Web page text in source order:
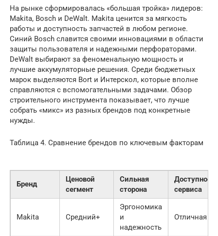
На рынке сформировалась «большая тройка» лидеров:
Makita, Bosch и DeWalt. Makita ценится за мягкость
работы и доступность запчастей в любом регионе.
Синий Bosch славится своими инновациями в области
защиты пользователя и надежными перфораторами.
DeWalt выбирают за феноменальную мощность и
лучшие аккумуляторные решения. Среди бюджетных
марок выделяются Bort и Интерскол, которые вполне
справляются с вспомогательными задачами. Обзор
строительного инструмента показывает, что лучше
собрать «микс» из разных брендов под конкретные
нужды.
Таблица 4. Сравнение брендов по ключевым факторам
Бренд
Ценовой
сегмент
Сильная
сторона
сервиса
Makita Средний+
Эргономика
и
надежность
Отличная